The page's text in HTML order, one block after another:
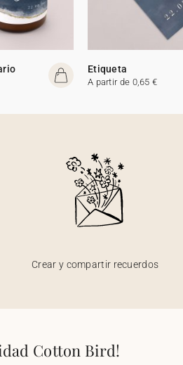
Etiqueta
A partir de 0,65 €
Crear y compartir recuerdos
Cotton Bird!